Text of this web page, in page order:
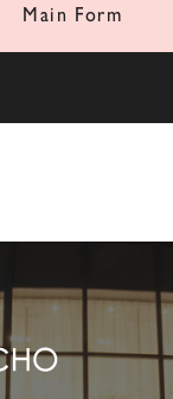
Main Form